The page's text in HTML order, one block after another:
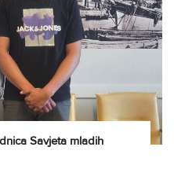
Savjeta mladih